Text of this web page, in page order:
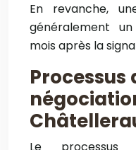
En revanche,
généralement
mois après la
Processus